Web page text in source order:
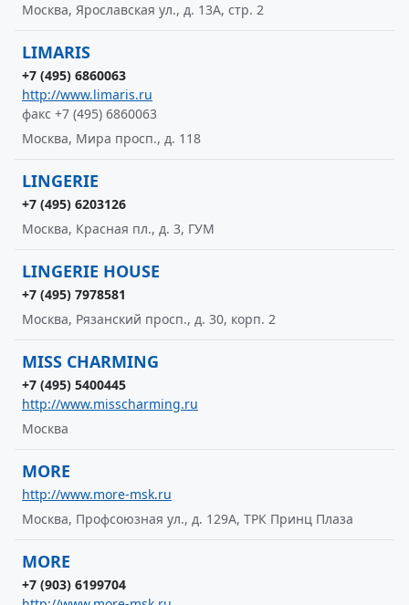
Москва, Ярославская ул., д. 13А, стр. 2
LIMARIS
+7 (495) 6860063
http://www.limaris.ru
факс +7 (495) 6860063
Москва, Мира просп., д. 118
LINGERIE
+7 (495) 6203126
Москва, Красная пл., д. 3, ГУМ
LINGERIE HOUSE
+7 (495) 7978581
Москва, Рязанский просп., д. 30, корп. 2
MISS CHARMING
+7 (495) 5400445
http://www.misscharming.ru
Москва
MORE
http://www.more-msk.ru
Москва, Профсоюзная ул., д. 129А, ТРК Принц Плаза
MORE
+7 (903) 6199704